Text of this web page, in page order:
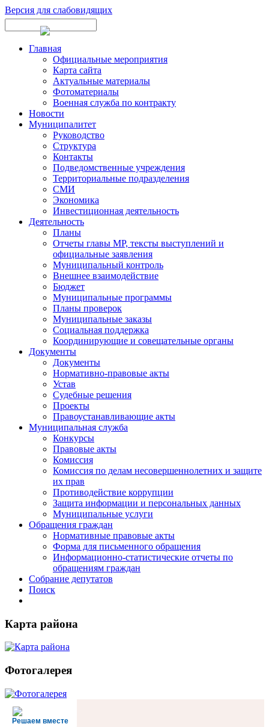
Версия для слабовидящих
Главная
Официальные мероприятия
Карта сайта
Актуальные материалы
Фотоматериалы
Военная служба по контракту
Новости
Муниципалитет
Руководство
Структура
Контакты
Подведомственные учреждения
Территориальные подразделения
СМИ
Экономика
Инвестиционная деятельность
Деятельность
Планы
Отчеты главы МР, тексты выступлений и
официальные заявления
Муниципальный контроль
Внешнее взаимодействие
Бюджет
Муниципальные программы
Планы проверок
Муниципальные заказы
Социальная поддержка
Координирующие и совещательные органы
Документы
Документы
Нормативно-правовые акты
Устав
Судебные решения
Проекты
Правоустанавливающие акты
Муниципальная служба
Конкурсы
Правовые акты
Комиссия
Комиссия по делам несовершеннолетних и защите
их прав
Противодействие коррупции
Защита информации и персональных данных
Муниципальные услуги
Обращения граждан
Нормативные правовые акты
Форма для письменного обращения
Информационно-статистические отчеты по
обращениям граждан
Собрание депутатов
Поиск
Карта района
Фотогалерея
Решаем вместе